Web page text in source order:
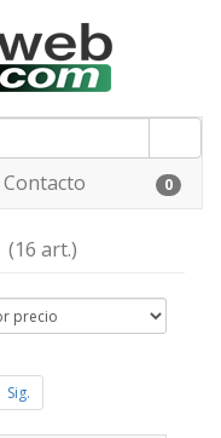
Contacto 0
(16 art.)
Sig.